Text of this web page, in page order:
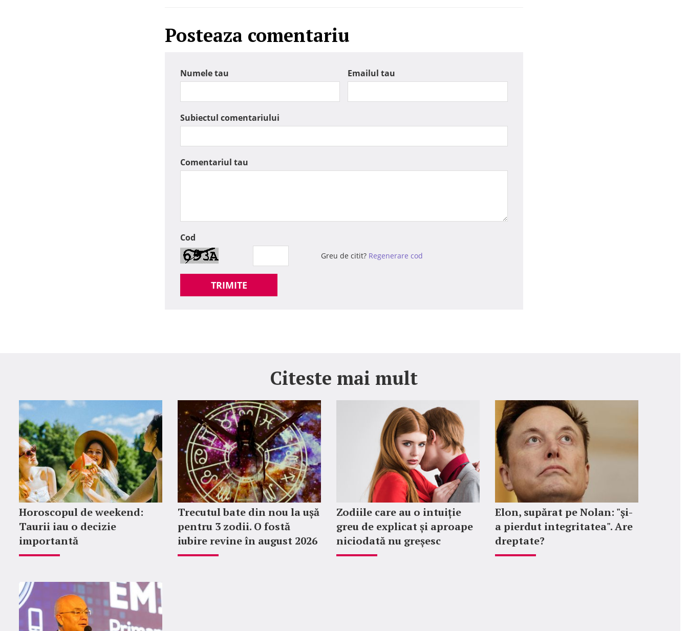
Posteaza comentariu
Numele tau Emailul tau
Subiectul comentariului
Comentariul tau
Cod
Greu de citit? Regenerare cod
TRIMITE
Citeste mai mult
Horoscopul de weekend:
Taurii iau o decizie
importantă
Trecutul bate din nou la ușă
pentru 3 zodii. O fostă
iubire revine în august 2026
Zodiile care au o intuiție
greu de explicat și aproape
niciodată nu greșesc
Elon, supărat pe Nolan: "şi-
a pierdut integritatea". Are
dreptate?